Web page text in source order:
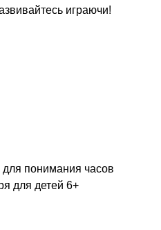
играючи!
понимания часов
для детей 6+